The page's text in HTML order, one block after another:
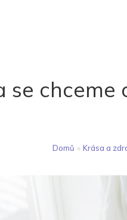
se
Domů » Krása a